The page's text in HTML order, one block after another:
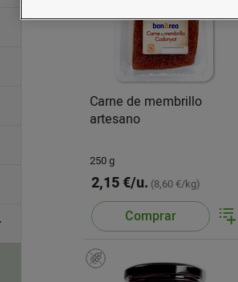
Carne de membrillo
artesano
250 g
2,15 €/u. (8,60 €/kg)
Comprar